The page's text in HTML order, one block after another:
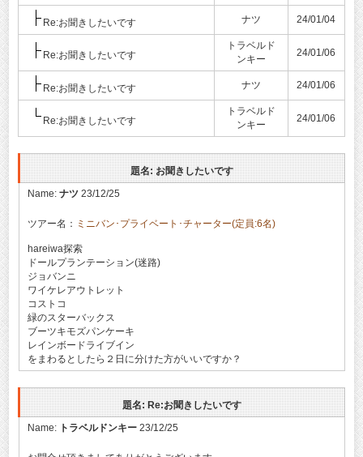
Re:お聞きしたいです ナツ 24/01/04
Re:お聞きしたいです
トラベルド
ンキー
24/01/06
Re:お聞きしたいです ナツ 24/01/06
Re:お聞きしたいです
トラベルド
ンキー
24/01/06
題名: お聞きしたいです
Name: ナツ23/12/25
ツアー名： ミニバン･プライベート･チャーター(定員:6名)
hareiwa探索
ドールプランテーション(迷路)
ジョバンニ
ワイケレアウトレット
コストコ
緑のスターバックス
ブーツキモズパンケーキ
レインボードライブイン
をまわるとしたら２日に分けた方がいいですか？
題名: Re:お聞きしたいです
Name:
トラベルドンキー23/12/25